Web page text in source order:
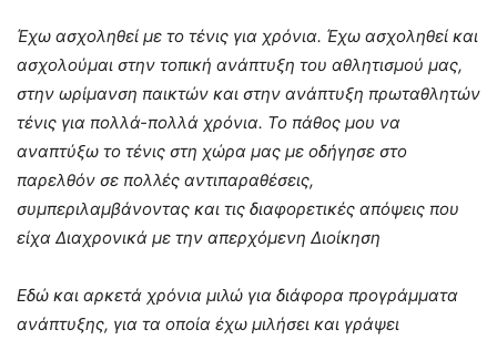
Έχω ασχοληθεί με το τένις για χρόνια. Έχω ασχοληθεί και
ασχολούμαι στην τοπική ανάπτυξη του αθλητισμού μας,
στην ωρίμανση παικτών και στην ανάπτυξη πρωταθλητών
τένις για πολλά-πολλά χρόνια. Το πάθος μου να
αναπτύξω το τένις στη χώρα μας με οδήγησε στο
παρελθόν σε πολλές αντιπαραθέσεις,
συμπεριλαμβάνοντας και τις διαφορετικές απόψεις που
είχα Διαχρονικά με την απερχόμενη Διοίκηση
Εδώ και αρκετά χρόνια μιλώ για διάφορα προγράμματα
ανάπτυξης, για τα οποία έχω μιλήσει και γράψει